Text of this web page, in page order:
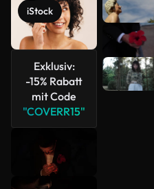
iStock
Exklusiv:
-15% Rabatt
mit Code
"COVERR15"